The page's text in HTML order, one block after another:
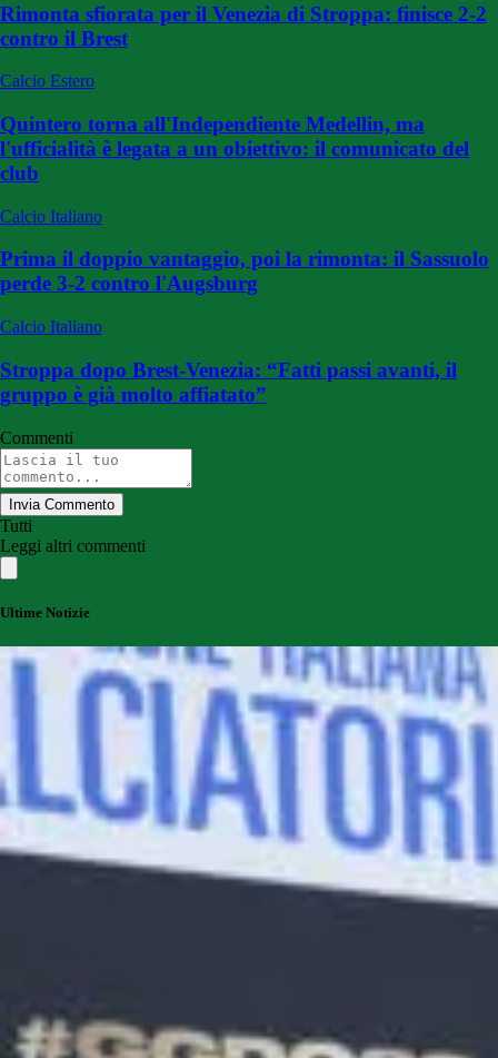
Rimonta sfiorata per il Venezia di Stroppa: finisce 2-2
contro il Brest
Calcio Estero
Quintero torna all'Independiente Medellin, ma
l'ufficialità è legata a un obiettivo: il comunicato del
club
Calcio Italiano
Prima il doppio vantaggio, poi la rimonta: il Sassuolo
perde 3-2 contro l'Augsburg
Calcio Italiano
Stroppa dopo Brest-Venezia: “Fatti passi avanti, il
gruppo è già molto affiatato”
Commenti
Invia Commento
Tutti
Leggi altri commenti
Ultime Notizie